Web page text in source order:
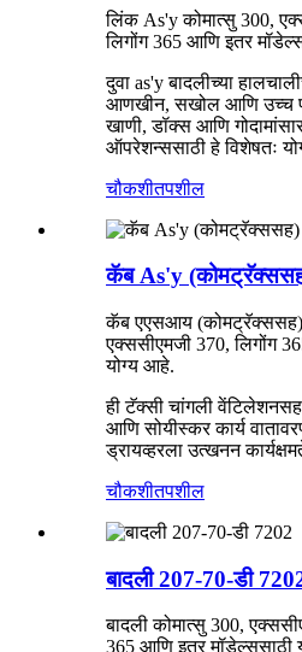
लिंक As'y कोमात्सु 300,
लिगोंग 365 आणि इतर
दुवा as'y बादलीच्या
आणखीन, सखोल आणि उच्च
खाणी, डॉक्स आणि
ऑपरेशन्ससाठी हे विशेषतः
चौकशीतपशील
कॅब As'y
कॅब एएसआय (कोमट्रॅक्ससह)
एक्ससीएमजी 370, लिगोंग
योग्य आहे.
ही टॅक्सी चांगली
आणि सोयीस्कर कार्य
ड्रायव्हरला उत्खनन
चौकशीतपशील
बादली 207-70-डी
बादली कोमात्सु 300,
365 आणि इतर मॉडेल्ससाठी